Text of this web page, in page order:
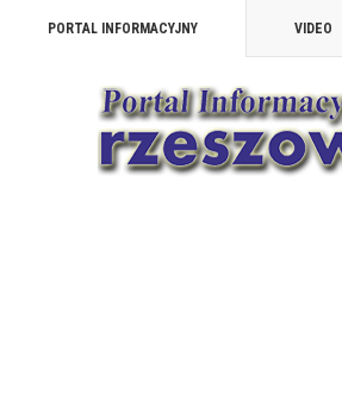
PORTAL INFORMACYJNY VIDEO